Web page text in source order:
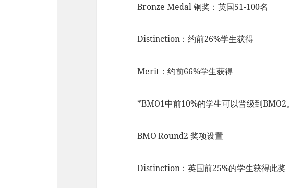
Bronze Medal 铜奖：英国51-100名
Distinction：约前26%学生获得
Merit：约前66%学生获得
*BMO1中前10%的学生可以晋级到BMO2。
BMO Round2 奖项设置
Distinction：英国前25%的学生获得此奖